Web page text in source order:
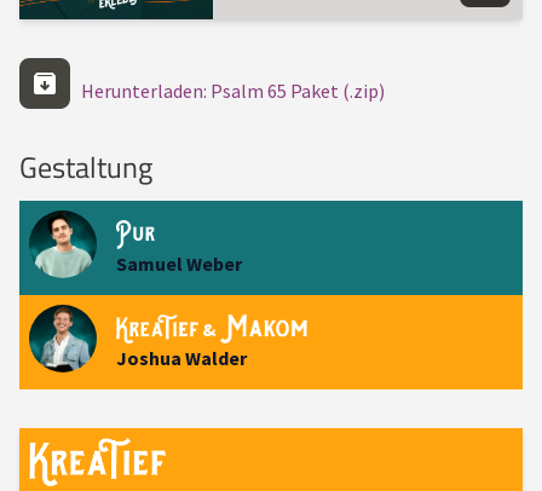
Herunterladen: Psalm 65 Paket (.zip)
Gestaltung
Samuel Weber
&
Joshua Walder